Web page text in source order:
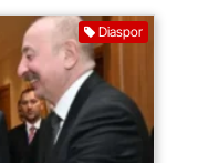
Diaspor